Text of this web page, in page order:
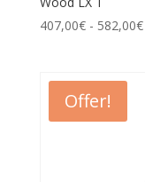
407,00€- 582,00€
Offer!